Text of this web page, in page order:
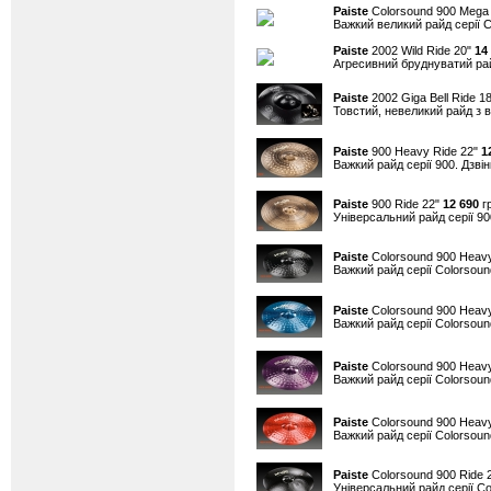
Paiste Colorsound 900
Важкий великий райд серії
Paiste 2002 Wild Ride 20" 14
Агресивний бруднуватий
Paiste 2002 Giga Bell Ride
Товстий, невеликий райд з
Paiste 900 Heavy Ride 22"
Важкий райд серії 900.
Paiste 900 Ride 22" 12 690
Універсальний райд серії
Paiste Colorsound 900
Важкий райд серії
Paiste Colorsound 900
Важкий райд серії
Paiste Colorsound 900
Важкий райд серії
Paiste Colorsound 900
Важкий райд серії
Paiste Colorsound 900 Ride
Універсальний райд серії